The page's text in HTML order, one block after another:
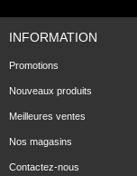
INFORMATION
Promotions
Nouveaux produits
Meilleures ventes
Nos magasins
Contactez-nous